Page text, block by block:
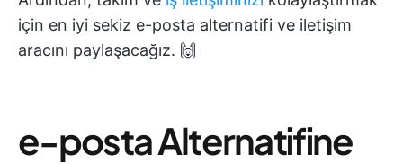
için en iyi sekiz e-posta alternatifi ve iletişim
aracını paylaşacağız. 🙌
e-posta Alternatifine